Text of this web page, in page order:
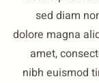
sed diam
dolore
amet,
nibh